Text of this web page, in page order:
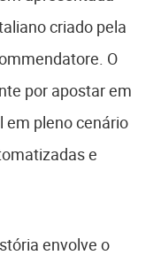
criado pela
O
por apostar em
em pleno cenário
e
envolve o